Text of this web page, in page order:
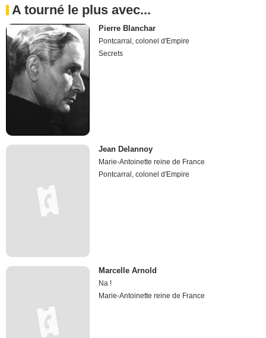
A tourné le plus avec...
Pierre Blanchar
Pontcarral, colonel d'Empire
Secrets
Jean Delannoy
Marie-Antoinette reine de France
Pontcarral, colonel d'Empire
Marcelle Arnold
Na !
Marie-Antoinette reine de France